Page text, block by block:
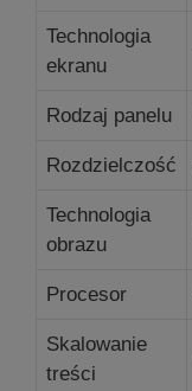
Technologia
ekranu
Rodzaj panelu
Rozdzielczość
Technologia
obrazu
Procesor
Skalowanie
treści